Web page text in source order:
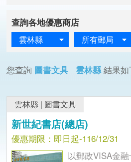
查詢各地優惠商店
雲林縣 所有郵局
您查詢 圖書文具 雲林縣 結果
雲林縣 | 圖書文具
新世紀書店(總店)
優惠期限：即日起-116/12/31
以郵政VISA金